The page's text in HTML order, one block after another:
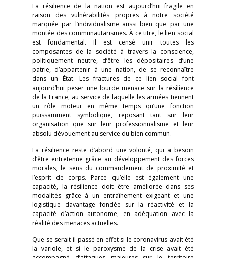
La résilience de la nation est aujourd’hui fragile en
raison des vulnérabilités propres à notre société
marquée par l’individualisme aussi bien que par une
montée des communautarismes. À ce titre, le lien social
est fondamental. Il est censé unir toutes les
composantes de la société à travers la conscience,
politiquement neutre, d’être les dépositaires d’une
patrie, d’appartenir à une nation, de se reconnaître
dans un État. Les fractures de ce lien social font
aujourd’hui peser une lourde menace sur la résilience
de la France, au service de laquelle les armées tiennent
un rôle moteur en même temps qu’une fonction
puissamment symbolique, reposant tant sur leur
organisation que sur leur professionnalisme et leur
absolu dévouement au service du bien commun.
La résilience reste d’abord une volonté, qui a besoin
d’être entretenue grâce au développement des forces
morales, le sens du commandement de proximité et
l’esprit de corps. Parce qu’elle est également une
capacité, la résilience doit être améliorée dans ses
modalités grâce à un entraînement exigeant et une
logistique davantage fondée sur la réactivité et la
capacité d’action autonome, en adéquation avec la
réalité des menaces actuelles.
Que se serait-il passé en effet si le coronavirus avait été
la variole, et si le paroxysme de la crise avait été